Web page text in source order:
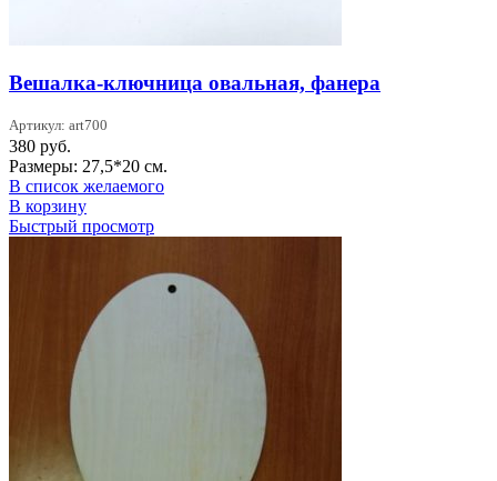
Вешалка-ключница овальная, фанера
Артикул: art700
380 руб.
Размеры: 27,5*20 см.
В список желаемого
В корзину
Быстрый просмотр